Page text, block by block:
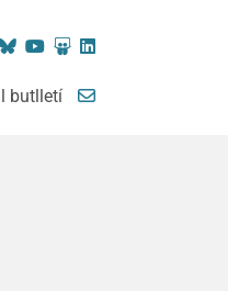
BlueskyYouTube
SlideShare
LinkedIn
butlletí